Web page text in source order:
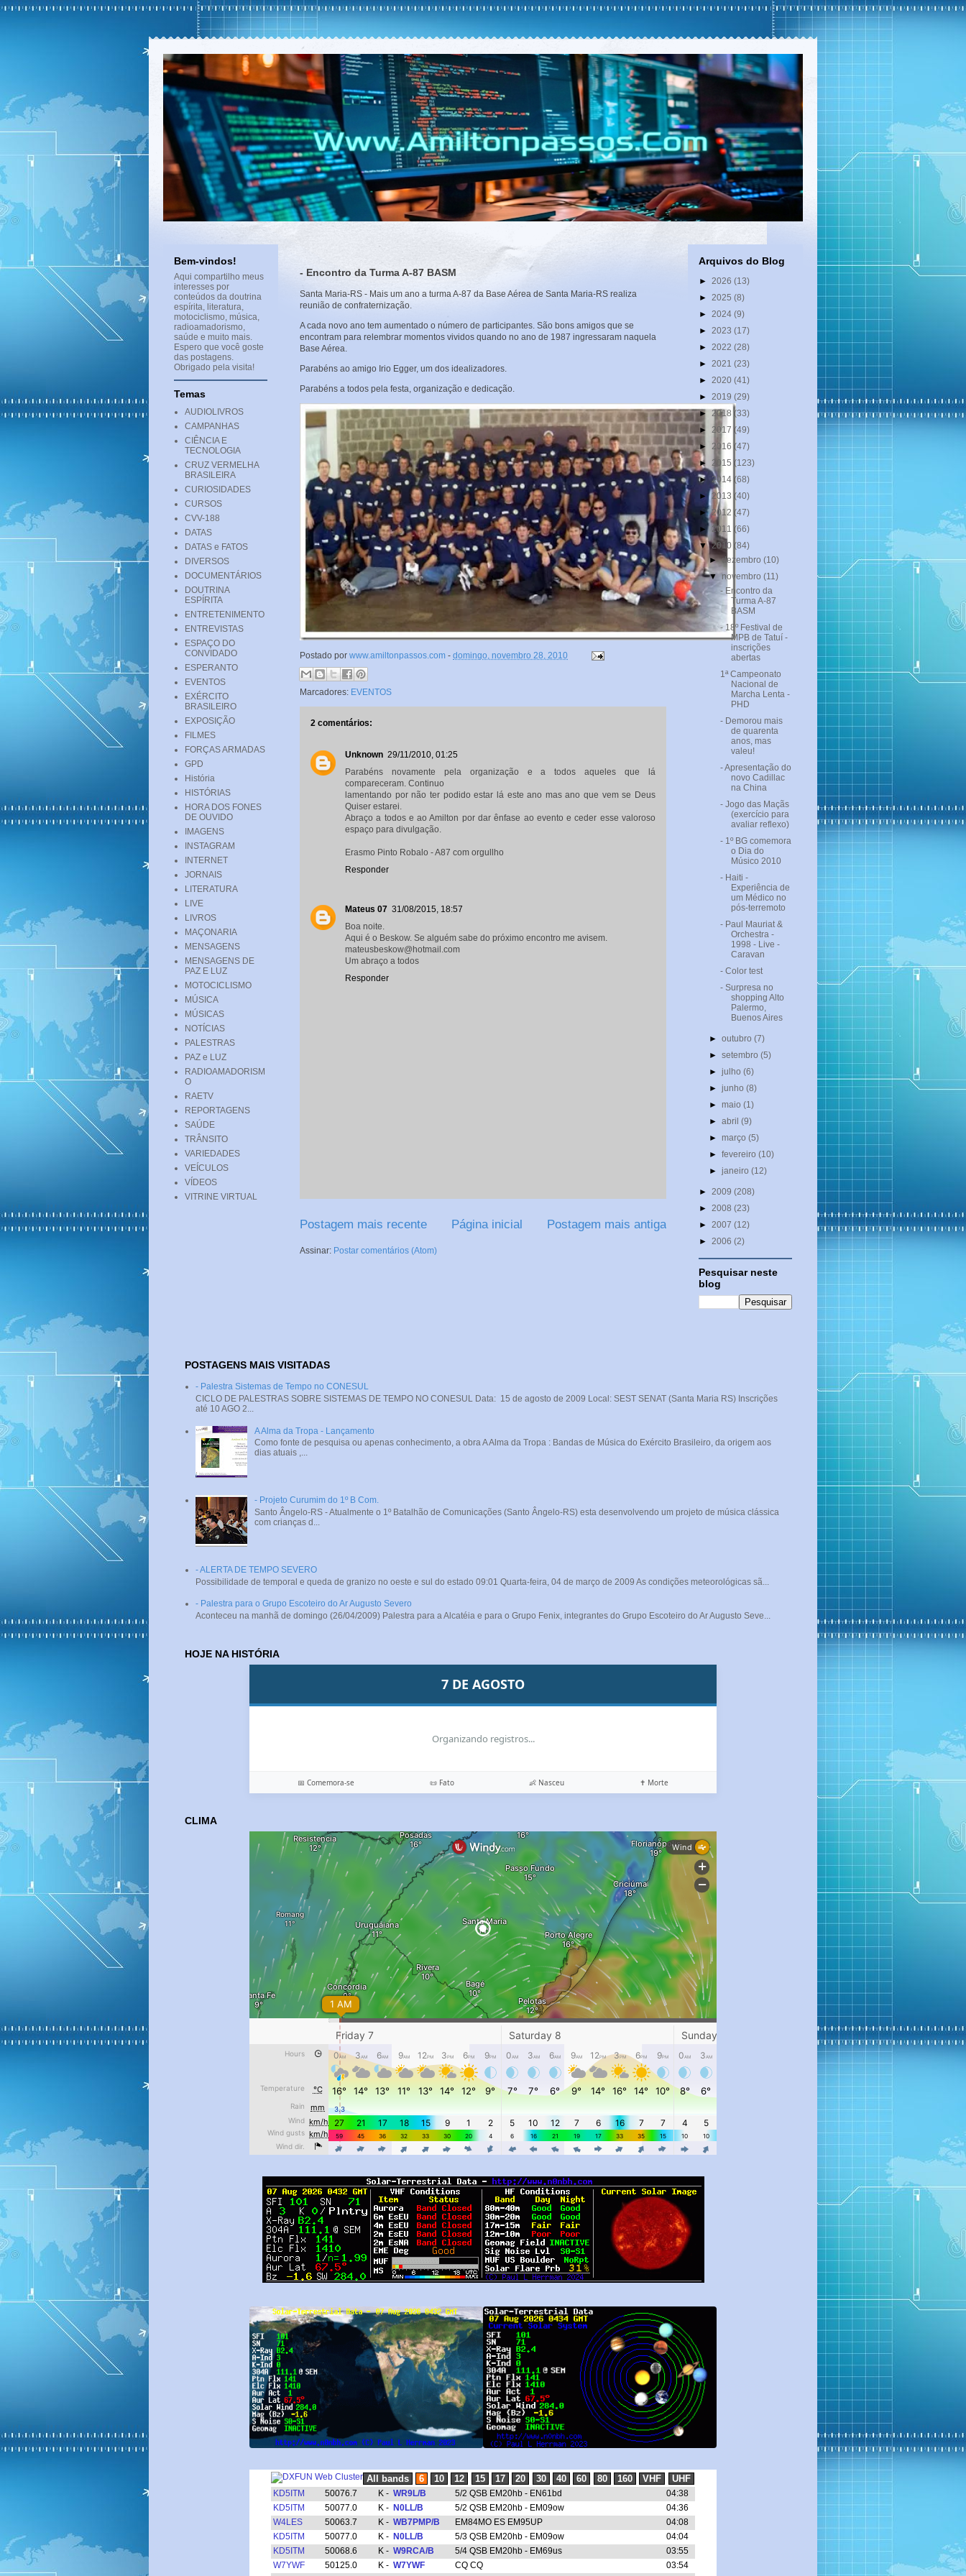
- Encontro da Turma A-87 BASM
Santa Maria-RS - Mais um ano a turma A-87 da Base Aérea de Santa Maria-RS realiza
reunião de confraternização.
A cada novo ano tem aumentado o número de participantes. São bons amigos que se
encontram para relembrar momentos vividos quando no ano de 1987 ingressaram naquela
Base Aérea.
Parabéns ao amigo Irio Egger, um dos idealizadores.
Parabéns a todos pela festa, organização e dedicação.
Postado por www.amiltonpassos.com - domingo, novembro 28, 2010
Marcadores: EVENTOS
2 comentários:
Unknown 29/11/2010, 01:25
Parabéns novamente pela organização e a todos aqueles que lá
compareceram. Continuo
lamentando por não ter podido estar lá este ano mas ano que vem se Deus
Quiser estarei.
Abraço a todos e ao Amilton por dar ênfase ao evento e ceder esse valoroso
espaço para divulgação.
Erasmo Pinto Robalo - A87 com orgullho
Responder
Mateus 07 31/08/2015, 18:57
Boa noite.
Aqui é o Beskow. Se alguém sabe do próximo encontro me avisem.
mateusbeskow@hotmail.com
Um abraço a todos
Responder
Postagem mais recente Postagem mais antiga
Página inicial
Assinar: Postar comentários (Atom)
Bem-vindos!
Aqui compartilho meus
interesses por
conteúdos da doutrina
espírita, literatura,
motociclismo, música,
radioamadorismo,
saúde e muito mais.
Espero que você goste
das postagens.
Obrigado pela visita!
Temas
AUDIOLIVROS
CAMPANHAS
CIÊNCIA E
TECNOLOGIA
CRUZ VERMELHA
BRASILEIRA
CURIOSIDADES
CURSOS
CVV-188
DATAS
DATAS e FATOS
DIVERSOS
DOCUMENTÁRIOS
DOUTRINA
ESPÍRITA
ENTRETENIMENTO
ENTREVISTAS
ESPAÇO DO
CONVIDADO
ESPERANTO
EVENTOS
EXÉRCITO
BRASILEIRO
EXPOSIÇÃO
FILMES
FORÇAS ARMADAS
GPD
História
HISTÓRIAS
HORA DOS FONES
DE OUVIDO
IMAGENS
INSTAGRAM
INTERNET
JORNAIS
LITERATURA
LIVE
LIVROS
MAÇONARIA
MENSAGENS
MENSAGENS DE
PAZ E LUZ
MOTOCICLISMO
MÚSICA
MÚSICAS
NOTÍCIAS
PALESTRAS
PAZ e LUZ
RADIOAMADORISM
O
RAETV
REPORTAGENS
SAÚDE
TRÂNSITO
VARIEDADES
VEÍCULOS
VÍDEOS
VITRINE VIRTUAL
Arquivos do Blog
► 2026 (13)
► 2025 (8)
► 2024 (9)
► 2023 (17)
► 2022 (28)
► 2021 (23)
► 2020 (41)
► 2019 (29)
► 2018 (33)
► 2017 (49)
► 2016 (47)
► 2015 (123)
► 2014 (68)
►2013 (40)
►2012 (47)
► 2011 (66)
▼2010 (84)
►dezembro(10)
▼ novembro(11)
- Encontro da
Turma A-87
BASM
- 18º Festival de
MPB de Tatuí -
inscrições
abertas
1ª Campeonato
Nacional de
Marcha Lenta -
PHD
- Demorou mais
de quarenta
anos, mas
valeu!
- Apresentação do
novo Cadillac
na China
- Jogo das Maçãs
(exercício para
avaliar reflexo)
- 1º BG comemora
o Dia do
Músico 2010
- Haiti -
Experiência de
um Médico no
pós-terremoto
- Paul Mauriat &
Orchestra -
1998 - Live -
Caravan
- Color test
- Surpresa no
shopping Alto
Palermo,
Buenos Aires
►outubro(7)
►setembro(5)
►julho(6)
►junho(8)
►maio(1)
►abril(9)
►março(5)
►fevereiro(10)
►janeiro(12)
► 2009 (208)
► 2008 (23)
► 2007 (12)
► 2006 (2)
Pesquisar neste
blog
POSTAGENS MAIS VISITADAS
- Palestra Sistemas de Tempo no CONESUL
CICLO DE PALESTRAS SOBRE SISTEMAS DE TEMPO NO CONESUL Data: 15 de agosto de 2009 Local: SEST SENAT (Santa Maria RS) Inscrições
até 10 AGO 2...
A Alma da Tropa - Lançamento
Como fonte de pesquisa ou apenas conhecimento, a obra A Alma da Tropa : Bandas de Música do Exército Brasileiro, da origem aos
dias atuais ,...
- Projeto Curumim do 1º B Com.
Santo Ângelo-RS - Atualmente o 1º Batalhão de Comunicações (Santo Ângelo-RS) esta desenvolvendo um projeto de música clássica
com crianças d...
- ALERTA DE TEMPO SEVERO
Possibilidade de temporal e queda de granizo no oeste e sul do estado 09:01 Quarta-feira, 04 de março de 2009 As condições meteorológicas sã...
- Palestra para o Grupo Escoteiro do Ar Augusto Severo
Aconteceu na manhã de domingo (26/04/2009) Palestra para a Alcatéia e para o Grupo Fenix, integrantes do Grupo Escoteiro do Ar Augusto Seve...
HOJE NA HISTÓRIA
7 DE AGOSTO
Organizando registros...
📅 Comemora-se 📜 Fato 👶 Nasceu ✝️ Morte
CLIMA